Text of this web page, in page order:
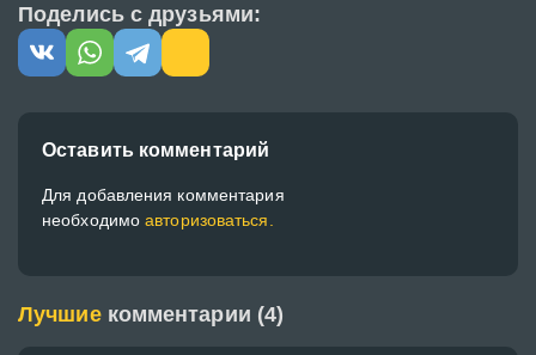
Поделись с друзьями:
Оставить комментарий
Для добавления комментария
необходимоавторизоваться.
Лучшие комментарии (4)